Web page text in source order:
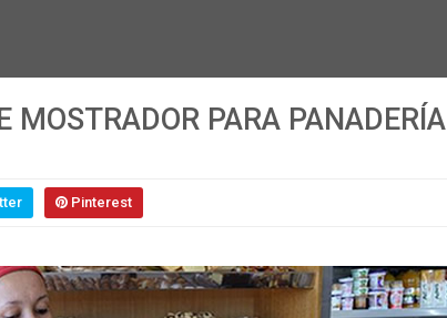
MOSTRADOR PARA PANADERÍA
Pinterest